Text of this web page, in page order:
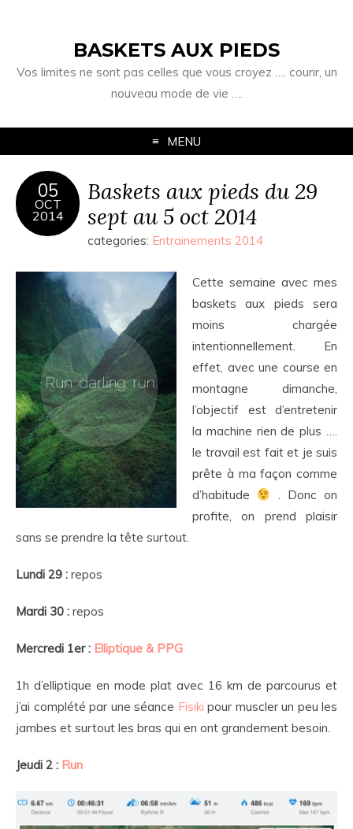
BASKETS AUX PIEDS
Vos limites ne sont pas celles que vous croyez …. courir, un
nouveau mode de vie ….
MENU
05
OCT
2014
Baskets aux pieds du 29
sept au 5 oct 2014
categories: Entrainements 2014
Cette semaine avec mes
baskets aux pieds sera
moins chargée
intentionnellement. En
effet, avec une course en
montagne dimanche,
l’objectif est d’entretenir
la machine rien de plus ….
le travail est fait et je suis
prête à ma façon comme
d’habitude
. Donc on
profite, on prend plaisir
sans se prendre la tête surtout.
Lundi 29 : repos
Mardi 30 : repos
Mercredi 1er : Elliptique & PPG
1h d’elliptique en mode plat avec 16 km de parcourus et
j’ai complété par une séance Fisiki pour muscler un peu les
jambes et surtout les bras qui en ont grandement besoin.
Jeudi 2 : Run